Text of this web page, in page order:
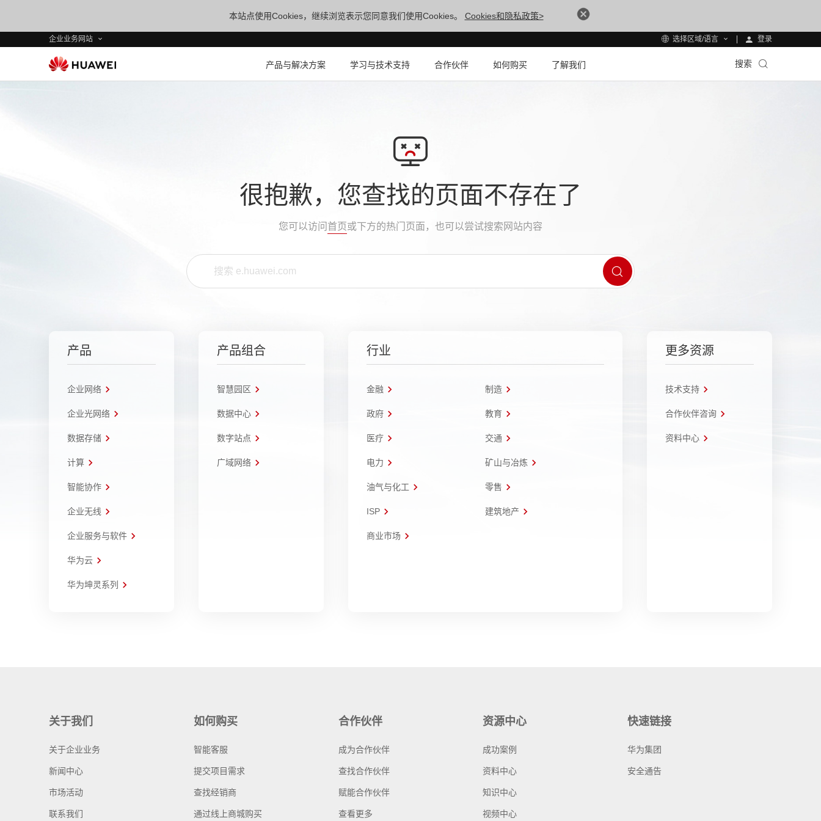
本站点使用Cookies，继续浏览表示您同意我们使用Cookies。 Cookies和隐私政策>
企业业务网站 选择区域/语言 登录
产品与解决方案 学习与技术支持 合作伙伴 如何购买 了解我们 搜索
很抱歉，您查找的页面不存在了
您可以访问 首页或下方的热门页面，也可以尝试搜索网站内容
产品
企业网络
企业光网络
数据存储
计算
智能协作
企业无线
企业服务与软件
华为云
华为坤灵系列
产品组合
智慧园区
数据中心
数字站点
广域网络
行业
金融 制造
政府 教育
医疗 交通
电力 矿山与冶炼
油气与化工 零售
ISP 建筑地产
商业市场
更多资源
技术支持
合作伙伴咨询
资料中心
关于我们
关于企业业务
新闻中心
市场活动
联系我们
如何购买
智能客服
提交项目需求
查找经销商
通过线上商城购买
合作伙伴
成为合作伙伴
查找合作伙伴
赋能合作伙伴
查看更多
资源中心
成功案例
资料中心
知识中心
视频中心
快速链接
华为集团
安全通告